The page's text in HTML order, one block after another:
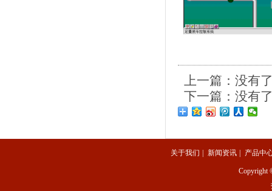
上一篇：没有
下一篇：没有
关于我们 新闻资讯 产品中
Copyright